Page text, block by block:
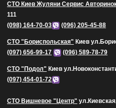
СТО Киев Жуляни Сервис
111
(098) 164-70-03
(096) 205-45-88
СТО "Бориспольская" Киев
(097) 656-99-17
(096) 589-78-79
СТО "Подол" Киев
(097) 454-01-72
СТО Вишневое "Центр"